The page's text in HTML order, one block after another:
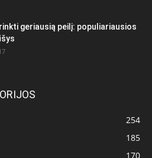
geriausią peilį: populiariausios
254
185
170